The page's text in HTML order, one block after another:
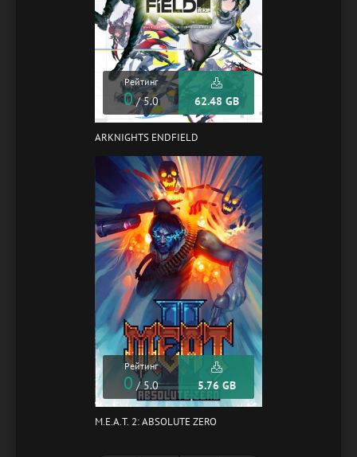
Рейтинг
0/ 5.0 62.48 GB
ARKNIGHTS ENDFIELD
Рейтинг
0 / 5.0 5.76 GB
M.E.A.T. 2: ABSOLUTE ZERO